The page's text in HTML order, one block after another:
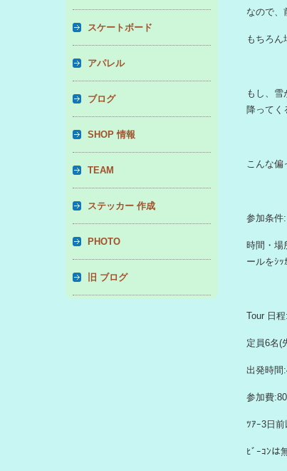
なので、
もちろん
もし、
降ってく
こんな偏
参加条件:
時間・場
ールをｼｯ
Tour 日
定員6名(
出発時間
参加費
ﾂｱｰ3日前
ﾋﾞｰｺﾝは
スケートボード
アパレル
ブログ
SHOP 情報
TEAM
ステッカー 作成
PHOTO
旧 ブログ